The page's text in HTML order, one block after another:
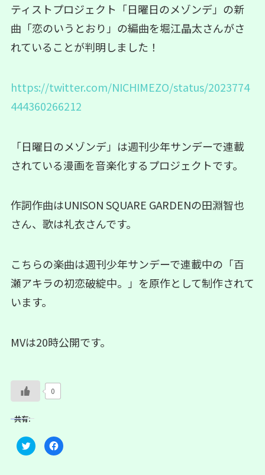
ティストプロジェクト「日曜日のメゾンデ」の新
曲「恋のいうとおり」の編曲を堀江晶太さんがさ
れていることが判明しました！
https://twitter.com/NICHIMEZO/status/2023774
444360266212
「日曜日のメゾンデ」は週刊少年サンデーで連載
されている漫画を音楽化するプロジェクトです。
作詞作曲はUNISON SQUARE GARDENの田淵智也
さん、歌は礼衣さんです。
こちらの楽曲は週刊少年サンデーで連載中の「百
瀬アキラの初恋破綻中。」を原作として制作されて
います。
MVは20時公開です。
0
共有:
ク
リ
F
a